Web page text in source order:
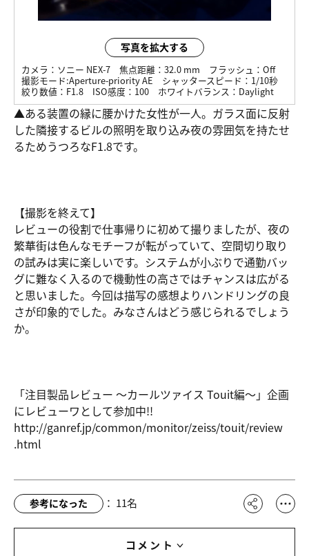
写真を拡大する
カメラ： ソニー NEX-7 焦点距離： 32.0 mm フラッシュ： Off
撮影モード:Aperture-priority AE シャッタースピード： 1/10秒
絞り数値： F1.8 ISO感度： 100 ホワイトバランス： Daylight
▲ある装置の縁に腰かけた女性が一人。ガラス面に反射
した隣接するビルの照明を取り込み夜の雰囲気を持たせ
るためうつろなF1.8です。
【撮影を終えて】
レビューの役割で仕事帰りに初めて撮りましたが、夜の
繁華街は色んなモチーフが転がっていて、空間切り取り
の試みは実に楽しいです。システムが小ぶりで通勤バッ
グに難なく入るので機動性の高さではチャンスは広がる
と思いました。今回は描写の感想よりハンドリングの良
さが印象的でした。みなさんはどう感じられるでしょう
か。
「注目製品レビュー ～カールツァイス Touit編～」企画
にレビューワとして参加中!!
http://ganref.jp/common/monitor/zeiss/touit/review
.html
参考になった ： 11名
コメント